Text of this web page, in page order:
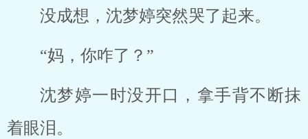
没成想，沈梦婷突然哭了起来。
“妈，你咋了？”
沈梦婷一时没开口，拿手背不断抹
着眼泪。